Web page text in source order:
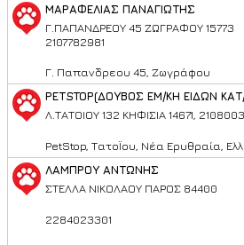
ΜΑΡΑΦΕΛΙΑΣ ΠΑΝΑΓΙΩΤΗΣ
Γ.ΠΑΠΑΝΔΡΕΟΥ 45 ΖΩΓΡΑΦΟΥ 15773
2107782981
Γ. Παπανδρεου 45, Ζωγράφου
PETSTOP(ΔΟΥΒΟΣ ΕΜ/ΚΗ ΕΙΔΩΝ
Λ.ΤΑΤΟΙΟΥ 132 ΚΗΦΙΣΙΑ 14671,
PetStop, ΤατοΪου, Νέα Ερυθραία,
ΛΑΜΠΡΟΥ ΑΝΤΩΝΗΣ
ΣΤΕΛΛΑ ΝΙΚΟΛΑΟΥ ΠΑΡΟΣ 84400
2284023301